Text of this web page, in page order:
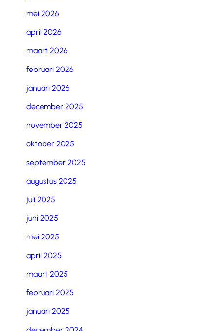
mei 2026
april 2026
maart 2026
februari 2026
januari 2026
december 2025
november 2025
oktober 2025
september 2025
augustus 2025
juli 2025
juni 2025
mei 2025
april 2025
maart 2025
februari 2025
januari 2025